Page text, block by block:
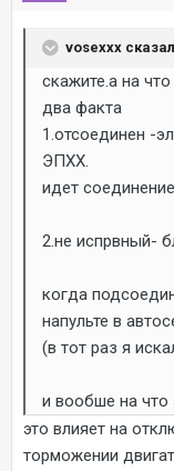
vosexxx
скажите.а на
два факта
1.отсоединен -
ЭПХХ.
идет
2.не испрвный-
когда
напульте в
(в тот раз я
и вообше на что
это влияет на
торможении